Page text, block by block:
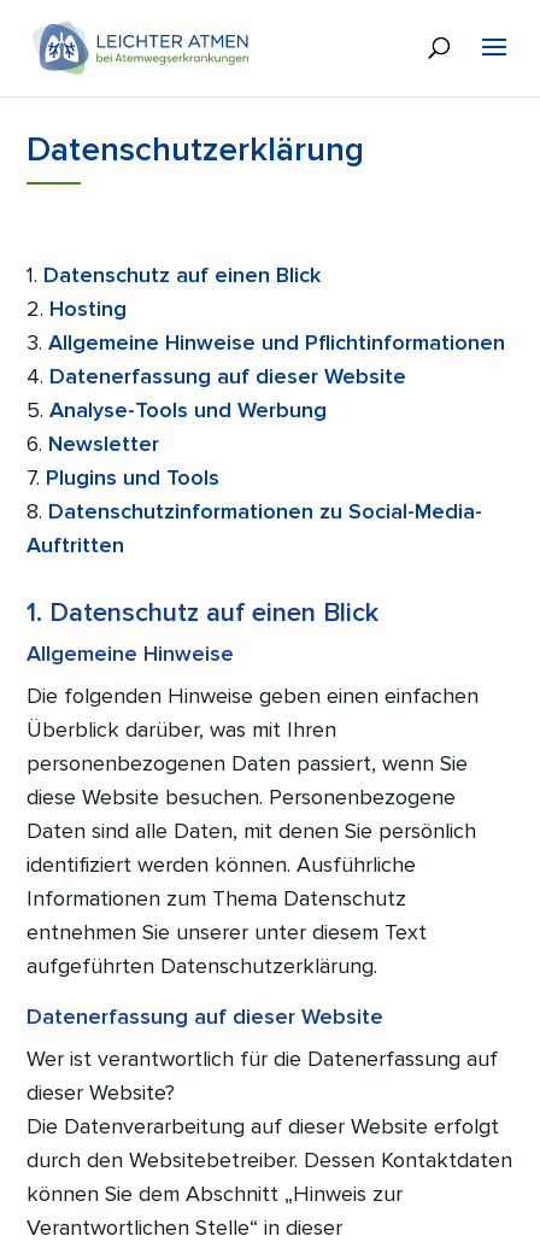
Datenschutzerklärung
1. Datenschutz auf einen Blick
2. Hosting
3.Allgemeine Hinweise und Pflichtinformationen
4. Datenerfassung auf dieser Website
5.Analyse-Tools und Werbung
6. Newsletter
7. Plugins und Tools
8. Datenschutzinformationen zu Social-Media-
Auftritten
1. Datenschutz auf einen Blick
Allgemeine Hinweise
Die folgenden Hinweise geben einen einfachen
Überblick darüber, was mit Ihren
personenbezogenen Daten passiert, wenn Sie
diese Website besuchen. Personenbezogene
Daten sind alle Daten, mit denen Sie persönlich
identifiziert werden können. Ausführliche
Informationen zum Thema Datenschutz
entnehmen Sie unserer unter diesem Text
aufgeführten Datenschutzerklärung.
Datenerfassung auf dieser Website
Wer ist verantwortlich für die Datenerfassung auf
dieser Website?
Die Datenverarbeitung auf dieser Website erfolgt
durch den Websitebetreiber. Dessen Kontaktdaten
können Sie dem Abschnitt „Hinweis zur
Verantwortlichen Stelle“ in dieser